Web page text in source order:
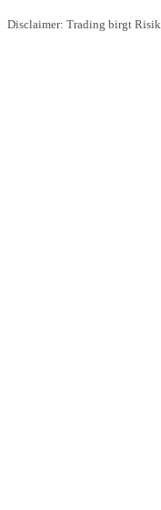
Disclaimer: Trading birgt